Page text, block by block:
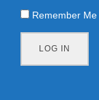
Remember Me
LOG IN